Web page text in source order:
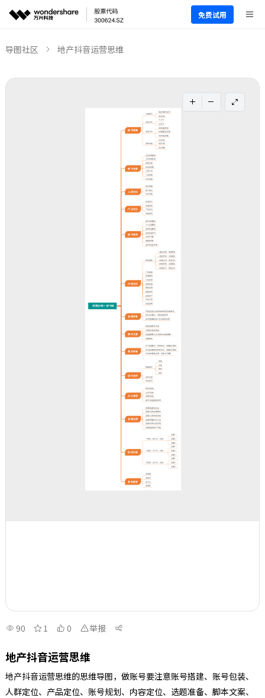
免费试用
导图社区 地产抖音运营思维
90 1 0 举报
地产抖音运营思维
地产抖音运营思维的思维导图，做账号要注意账号搭建、账号包装、
人群定位、产品定位、账号规划、内容定位、选题准备、脚本文案、